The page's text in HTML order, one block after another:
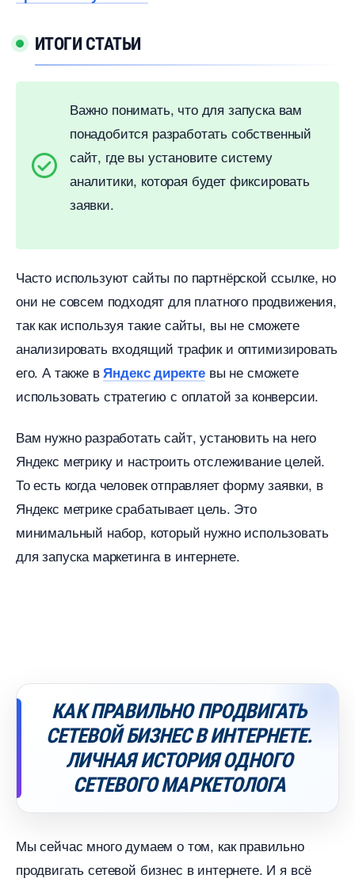
ИТОГИ СТАТЬИ
ажно понимать, что для запуска вам
понадобится разработать собственный
сайт, где вы установите систему
аналитики, которая будет фиксировать
заявки.
Часто используют сайты по партнёрской ссылке, но
они не совсем подходят для платного продвижения,
так как используя такие сайты, вы не сможете
анализировать входящий трафик и оптимизировать
его. А такжеЯндекс директе ы не сможете
использовать стратегию с оплатой за конверсии.
ам нужно разработать сайт, установить на него
Яндекс метрику и настроить отслеживание целей.
То есть когда человек отправляет форму заявки,
Яндекс метрике срабатывает цель. Это
минимальный набор, который нужно использовать
для запуска маркетинга в интернете.
КАК ПРАВИЛЬНО ПРОДВИГАТЬ
СЕТЕВОЙ БИЗНЕС В ИНТЕРНЕТЕ.
ЛИЧНАЯ ИСТОРИЯ ОДНОГО
СЕТЕВОГО МАРКЕТОЛОГА
Мы сейчас много думаем о том, как правильно
продвигать сетевой бизнес в интернете. И я всё